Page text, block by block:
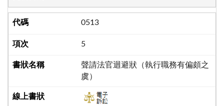
0513
5
聲請法官迴避狀（執行職務有偏頗之
虞）